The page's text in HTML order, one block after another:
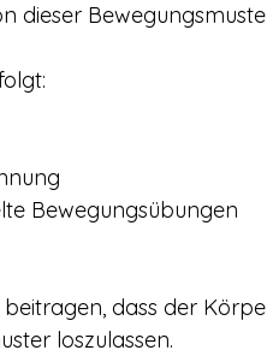
dieser
Bewegungsübungen
dass der
loszulassen.